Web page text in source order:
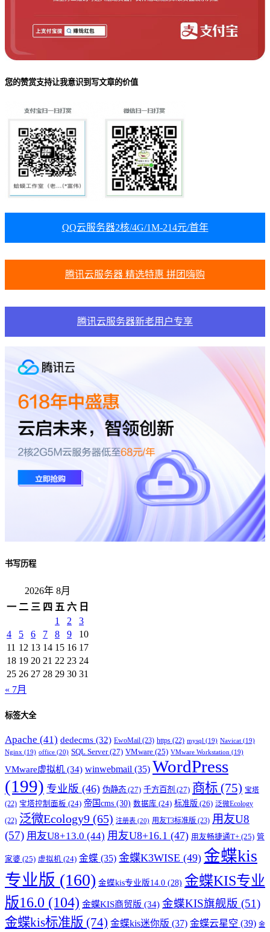
您的赞赏支持让我意识到写文章的价值
QQ云服务器2核/4G/1M-214元/首年
腾讯云服务器 精选特惠 拼团嗨购
腾讯云服务器新老用户专享
书写历程
2026年 8月
一 二 三 四 五 六 日
1
2
3
4
5 6 7 8 9
10
11 12 13 14 15 16 17
18 19 20 21 22 23 24
25 26 27 28 29 30 31
« 7月
标签大全
Apache (41) dedecms (32) EwoMail (23) https (22) mysql (19) Navicat (19)
Nginx (19) office (20) SQL Server(27) VMware (25) VMware Workstation (19)
VMware虚拟机 (34) winwebmail (35) WordPress
(199) 专业版 (46) 伪静态 (27) 千方百剂 (27) 商标 (75) 宝塔
(22) 宝塔控制面板 (24) 帝国cms (30) 数据库 (24) 标准版 (26) 泛微Ecology
(22) 泛微Ecology9 (65) 注册表 (20) 用友T3标准版 (23) 用友U8
(57) 用友U8+13.0 (44) 用友U8+16.1 (47) 用友畅捷通T+ (25) 管
家婆 (25) 虚拟机 (24) 金蝶 (35) 金蝶K3WISE (49) 金蝶kis
专业版 (160) 金蝶kis专业版14.0 (28) 金蝶KIS专业
版16.0 (104) 金蝶KIS商贸版 (34) 金蝶KIS旗舰版 (51)
金蝶kis标准版 (74) 金蝶kis迷你版 (37) 金蝶云星空 (39) 金